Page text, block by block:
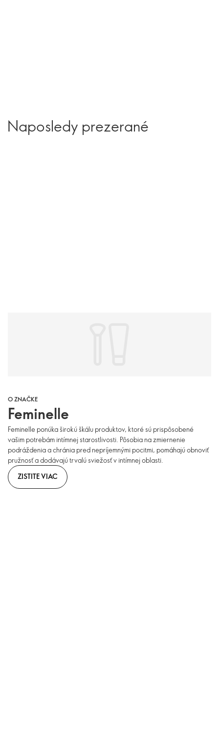
Naposledy prezerané
O ZNAČKE
Feminelle
Feminelle ponúka širokú škálu produktov, ktoré sú prispôsobené
vašim potrebám intímnej starostlivosti. Pôsobia na zmiernenie
podráždenia a chránia pred nepríjemnými pocitmi, pomáhajú obnoviť
pružnosť a dodávajú trvalú sviežosť v intímnej oblasti.
ZISTITE VIAC